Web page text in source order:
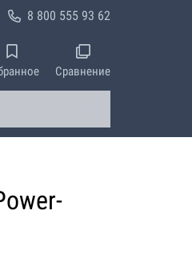
8 800 555 93 62
Сравнение